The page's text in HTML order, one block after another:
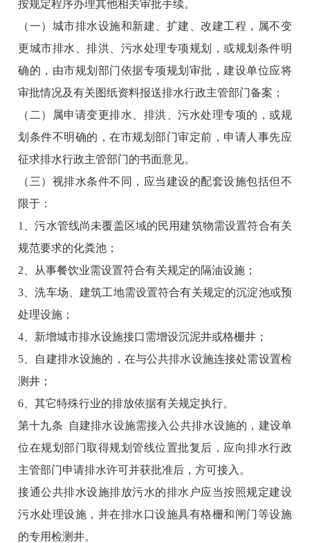
按规定程序办理其他相关审批手续。
（一）城市排水设施和新建、扩建、改建工程，属不变
更城市排水、排洪、污水处理专项规划，或规划条件明
确的，由市规划部门依据专项规划审批，建设单位应将
审批情况及有关图纸资料报送排水行政主管部门备案；
（二）属申请变更排水、排洪、污水处理专项的，或规
划条件不明确的，在市规划部门审定前，申请人事先应
征求排水行政主管部门的书面意见。
（三）视排水条件不同，应当建设的配套设施包括但不
限于：
1、污水管线尚未覆盖区域的民用建筑物需设置符合有关
规范要求的化粪池；
2、从事餐饮业需设置符合有关规定的隔油设施；
3、洗车场、建筑工地需设置符合有关规定的沉淀池或预
处理设施；
4、新增城市排水设施接口需增设沉泥井或格栅井；
5、自建排水设施的，在与公共排水设施连接处需设置检
测井；
6、其它特殊行业的排放依据有关规定执行。
第十九条 自建排水设施需接入公共排水设施的，建设单
位在规划部门取得规划管线位置批复后，应向排水行政
主管部门申请排水许可并获批准后，方可接入。
接通公共排水设施排放污水的排水户应当按照规定建设
污水处理设施，并在排水口设施具有格栅和闸门等设施
的专用检测井。